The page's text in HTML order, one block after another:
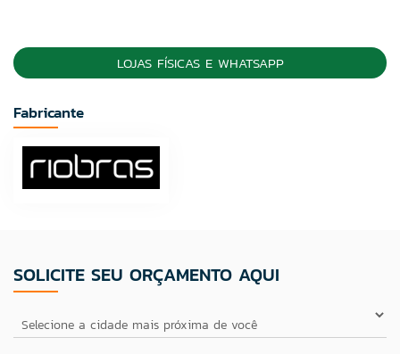
LOJAS FÍSICAS E WHATSAPP
Fabricante
SOLICITE SEU ORÇAMENTO AQUI